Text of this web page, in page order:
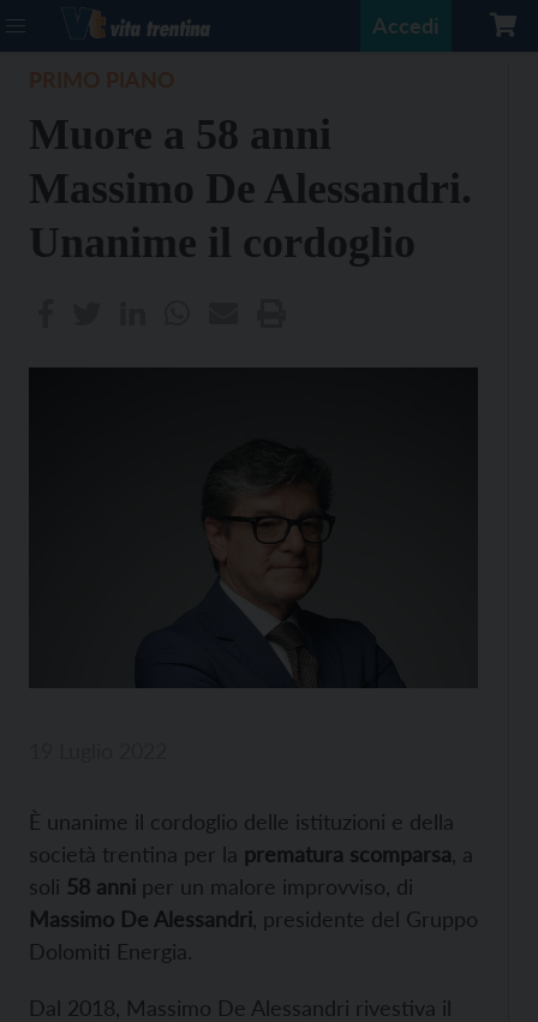
Accedi
Muore a 58 anni
Massimo De Alessandri.
Unanime il cordoglio
È unanime il cordoglio delle istituzioni e della
società trentina per la prematura scomparsa , a
soli 58 anni per un malore improvviso, di
Massimo De Alessandri , presidente del Gruppo
Dolomiti Energia.
Dal 2018, Massimo De Alessandri rivestiva il